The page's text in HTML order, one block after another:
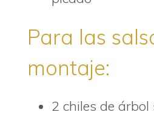
Para las
montaje:
2 chiles de árbol